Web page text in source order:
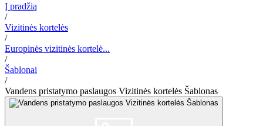
Į pradžią
/
Vizitinės kortelės
/
Europinės vizitinės kortelė...
/
Šablonai
/
Vandens pristatymo paslaugos Vizitinės kortelės Šablonas